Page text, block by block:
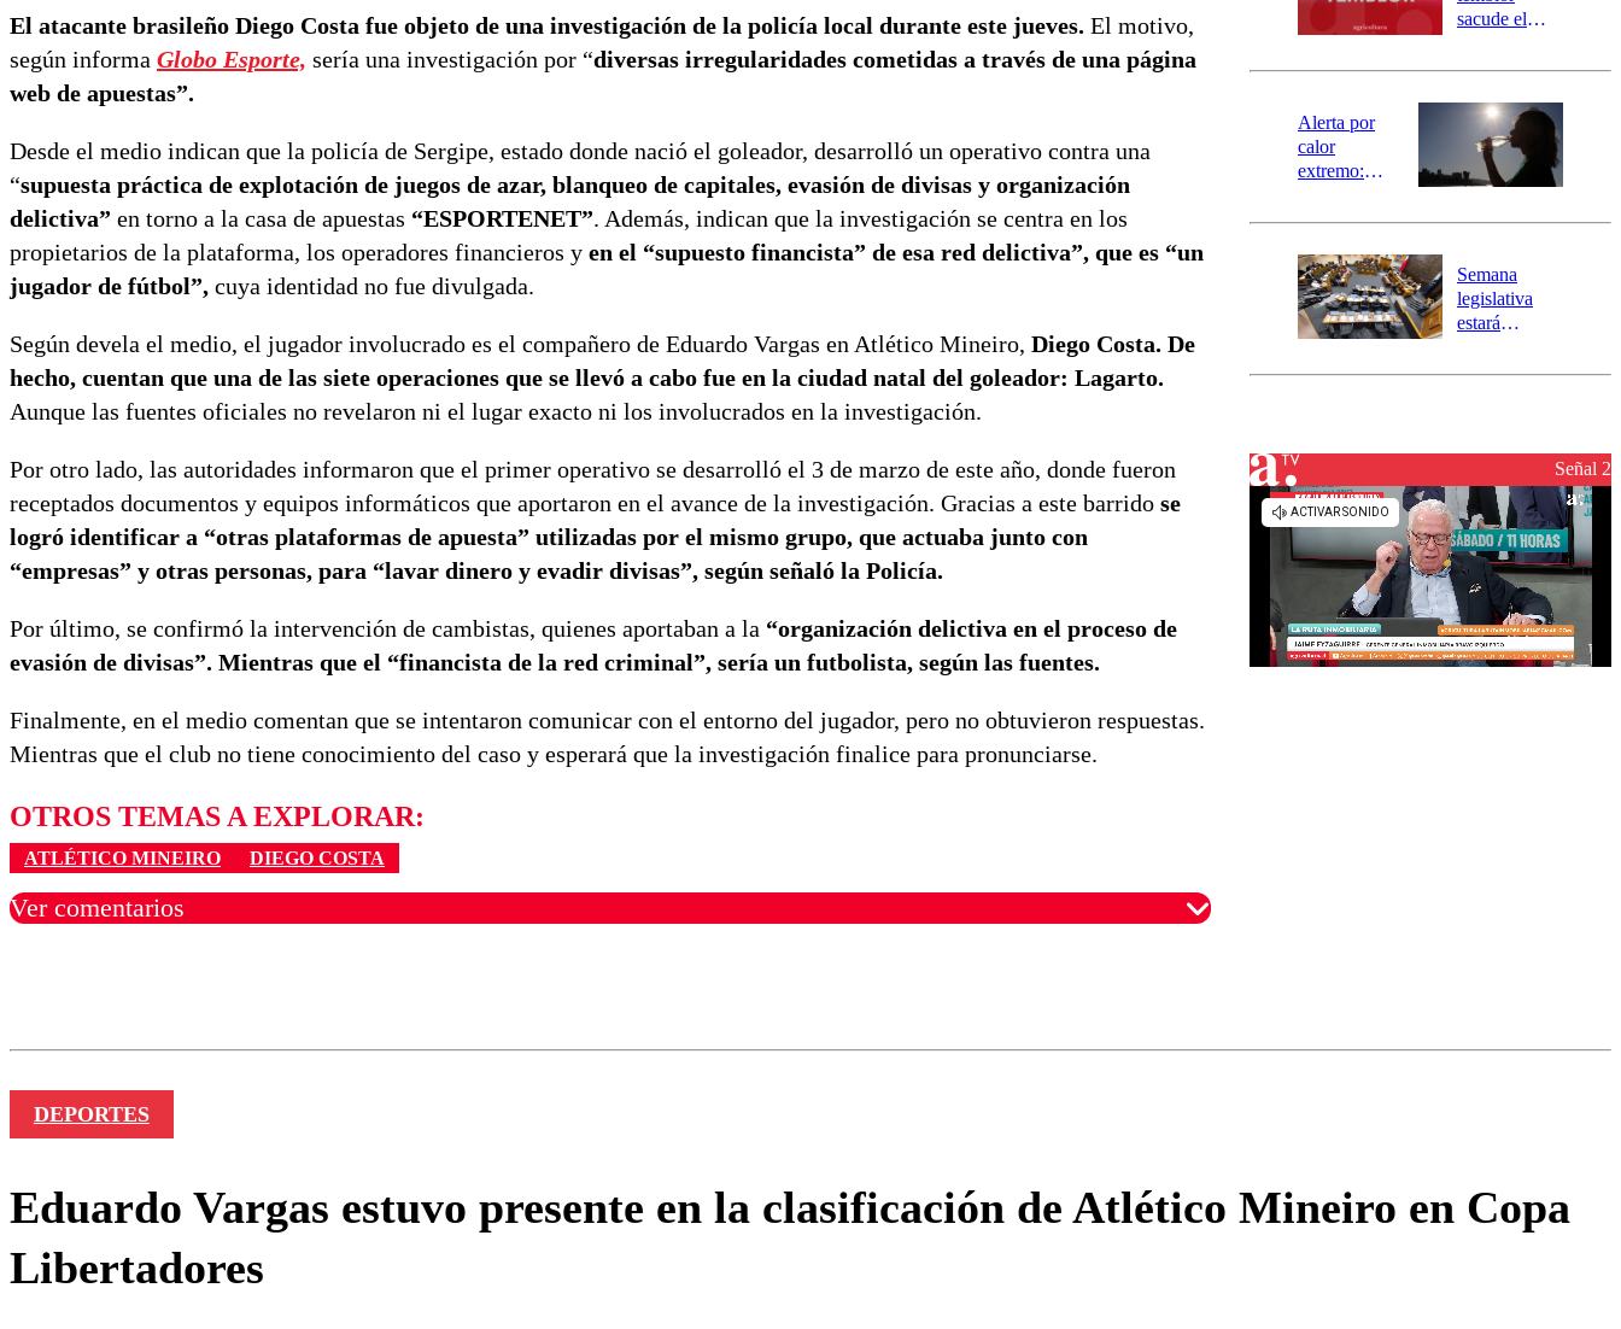
El atacante brasileño Diego Costa fue objeto de una investigación de la policía local durante este jueves. El motivo,
según informa Globo Esporte, sería una investigación por “diversas irregularidades cometidas a través de una página
web de apuestas”.
Desde el medio indican que la policía de Sergipe, estado donde nació el goleador, desarrolló un operativo contra una
“supuesta práctica de explotación de juegos de azar, blanqueo de capitales, evasión de divisas y organización
delictiva” en torno a la casa de apuestas “ESPORTENET”. Además, indican que la investigación se centra en los
propietarios de la plataforma, los operadores financieros y en el “supuesto financista” de esa red delictiva”, que es “un
jugador de fútbol”, cuya identidad no fue divulgada.
Según devela el medio, el jugador involucrado es el compañero de Eduardo Vargas en Atlético Mineiro, Diego Costa. De
hecho, cuentan que una de las siete operaciones que se llevó a cabo fue en la ciudad natal del goleador: Lagarto.
Aunque las fuentes oficiales no revelaron ni el lugar exacto ni los involucrados en la investigación.
Por otro lado, las autoridades informaron que el primer operativo se desarrolló el 3 de marzo de este año, donde fueron
receptados documentos y equipos informáticos que aportaron en el avance de la investigación. Gracias a este barrido se
logró identificar a “otras plataformas de apuesta” utilizadas por el mismo grupo, que actuaba junto con
“empresas” y otras personas, para “lavar dinero y evadir divisas”, según señaló la Policía.
Por último, se confirmó la intervención de cambistas, quienes aportaban a la “organización delictiva en el proceso de
evasión de divisas”. Mientras que el “financista de la red criminal”, sería un futbolista, según las fuentes.
Finalmente, en el medio comentan que se intentaron comunicar con el entorno del jugador, pero no obtuvieron respuestas.
Mientras que el club no tiene conocimiento del caso y esperará que la investigación finalice para pronunciarse.
OTROS TEMAS A EXPLORAR:
ATLÉTICO MINEIRO DIEGO COSTA
Ver comentarios
mensajería
SAE
sacude el
revisa la
epicentro
Alerta por
calor
extremo:
activa Alerta
Preventiva en
tres comunas
Semana
legislativa
estará
el fin de la
reconstrucciónSeñal 2
DEPORTES
Eduardo Vargas estuvo presente en la clasificación de Atlético Mineiro en Copa
Libertadores